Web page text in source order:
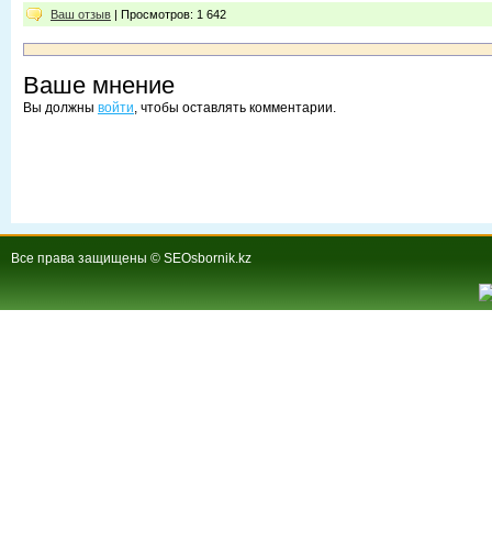
Ваш отзыв | Просмотров: 1 642
Ваше мнение
Вы должны войти, чтобы оставлять комментарии.
Все права защищены © SEOsbornik.kz